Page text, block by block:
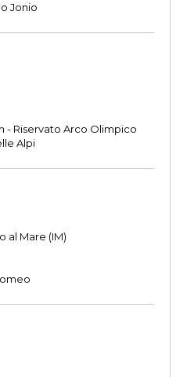
Jonio
- Riservato Arco Olimpico
Alpi
al Mare (IM)